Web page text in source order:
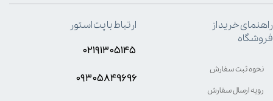
راهنمای خرید از
فروشگاه
نحوه ثبت سفارش
رویه ارسال سفارش
ارتباط با پت استور
۰۲۱۹۱۳۰۵۱۴۵
۰۹۳۰۵8۴9696